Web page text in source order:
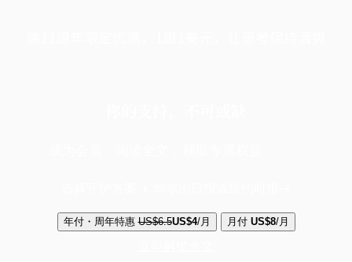
年付・周年特惠 US$6.5US$4/月 月付 US$8/月